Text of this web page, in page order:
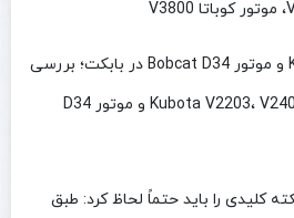
تفاوت موتور کوباتا Kubota و موتور Bobcat D34 در بابکت؛ بررسی
کاربرد موتورهای Kubota V2203، V2403، V3800 و موتور D34
کلیدی را باید حتماً لحاظ کرد: طبق